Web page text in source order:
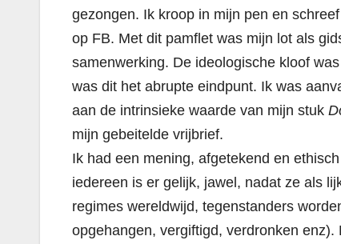
gezongen. Ik kroop in mijn pen en
op FB. Met dit pamflet was mijn lot als
samenwerking. De ideologische kloof
was dit het abrupte eindpunt. Ik was
aan de intrinsieke waarde van mijn stuk
mijn gebeitelde vrijbrief.
Ik had een mening, afgetekend en
iedereen is er gelijk, jawel, nadat ze als
regimes wereldwijd, tegenstanders
opgehangen, vergiftigd, verdronken